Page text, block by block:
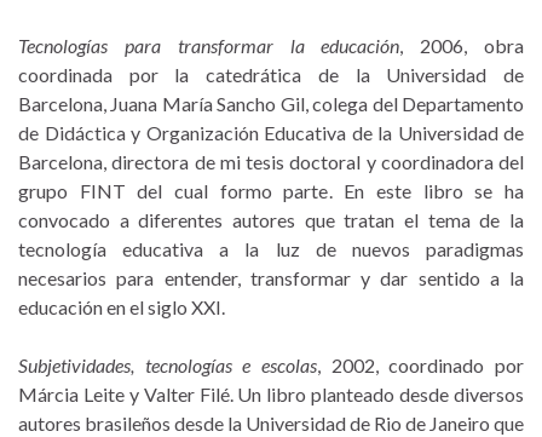
Tecnologías para transformar la educación , 2006, obra
coordinada por la catedrática de la Universidad de
Barcelona, Juana María Sancho Gil, colega del Departamento
de Didáctica y Organización Educativa de la Universidad de
Barcelona, directora de mi tesis doctoral y coordinadora del
grupo FINT del cual formo parte. En este libro se ha
convocado a diferentes autores que tratan el tema de la
tecnología educativa a la luz de nuevos paradigmas
necesarios para entender, transformar y dar sentido a la
educación en el siglo XXI.
Subjetividades, tecnologías e escolas , 2002, coordinado por
Márcia Leite y Valter Filé. Un libro planteado desde diversos
autores brasileños desde la Universidad de Rio de Janeiro que